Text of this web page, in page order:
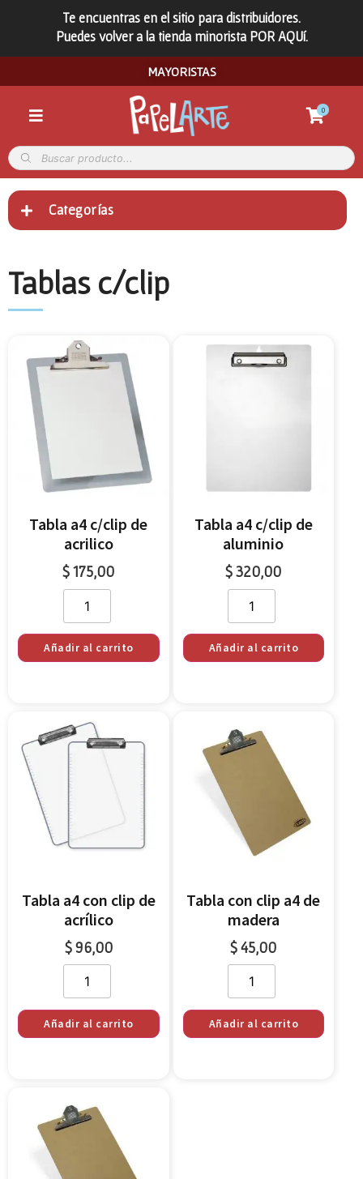
Te encuentras en el sitio para distribuidores.
Puedes volver a la tienda minorista POR AQUí.
MAYORISTAS
0
Categorías
Tablas c/clip
Tabla a4 c/clip de
acrilico
$175,00
Añadir al carrito
Tabla a4 c/clip de
aluminio
$320,00
Añadir al carrito
Tabla a4 con clip de
acrílico
$96,00
Añadir al carrito
Tabla con clip a4 de
madera
$45,00
Añadir al carrito